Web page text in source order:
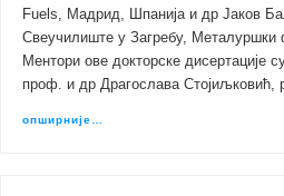
Fuels, Мадрид, Шпанија и др Јаков
Свеучилиште у Загребу, Металуршки
Ментори ове докторске дисертације
проф. и др Драгослава Стојиљковић,
опширније…